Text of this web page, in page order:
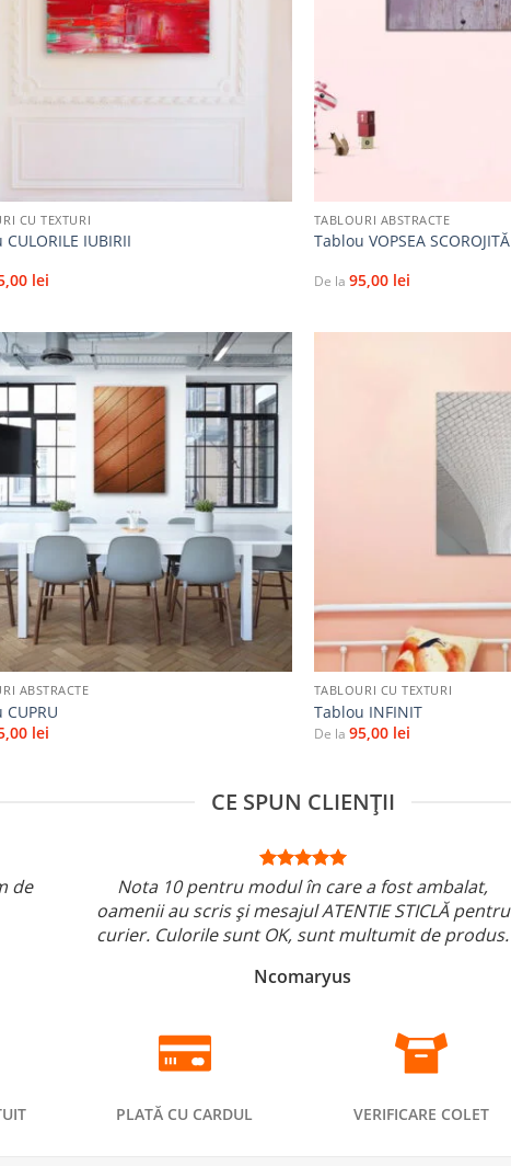
CU TEXTURI
IUBIRII
lei
TABLOURI ABSTRACTE
Tablou VOPSEA SCOROJITĂ
De la 95,00 lei
Adaugă
la
favorite
ABSTRACTE
lei
+
TABLOURI CU TEXTURI
Tablou INFINIT
De la 95,00 lei
CE SPUN CLIENȚII
de
Nota 10 pentru modul în care a fost ambalat,
oamenii au scris și mesajul ATENTIE STICLĂ pentru
curier. Culorile sunt OK, sunt multumit de produs.
Ncomaryus
PLATĂ CU CARDUL VERIFICARE COLET